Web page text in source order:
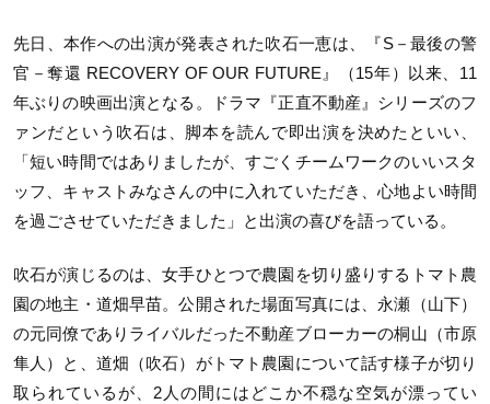
先日、本作への出演が発表された吹石一恵は、『S－最後の警
官－奪還 RECOVERY OF OUR FUTURE』（15年）以来、11
年ぶりの映画出演となる。ドラマ『正直不動産』シリーズのフ
ァンだという吹石は、脚本を読んで即出演を決めたといい、
「短い時間ではありましたが、すごくチームワークのいいスタ
ッフ、キャストみなさんの中に入れていただき、心地よい時間
を過ごさせていただきました」と出演の喜びを語っている。
吹石が演じるのは、女手ひとつで農園を切り盛りするトマト農
園の地主・道畑早苗。公開された場面写真には、永瀬（山下）
の元同僚でありライバルだった不動産ブローカーの桐山（市原
隼人）と、道畑（吹石）がトマト農園について話す様子が切り
取られているが、2人の間にはどこか不穏な空気が漂ってい